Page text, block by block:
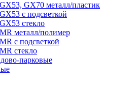
GX70 металл/пластик
с подсветкой
стекло
металл/полимер
с подсветкой
стекло
парковые